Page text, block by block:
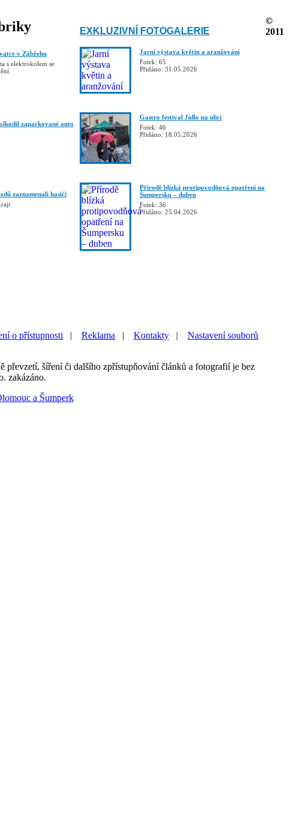
v Zábřehu
s elektrokolem se
zaparkované auto
zaznamenali hasiči
EXKLUZIVNÍ FOTOGALERIE
Jarní výstava květin a aranžování
Fotek: 65
Přidáno: 31.05.2026
Gastro festival Jídlo na ulici
Fotek: 46
Přidáno: 18.05.2026
Přírodě blízká protipovodňová opatření na
Šumpersku – duben
Fotek: 36
Přidáno: 25.04.2026
©
2011
o přístupnosti Reklama Kontakty
Nastavení souborů
převzetí, šíření či dalšího zpřístupňování článků a fotografií je bez
zakázáno.
a Šumperk